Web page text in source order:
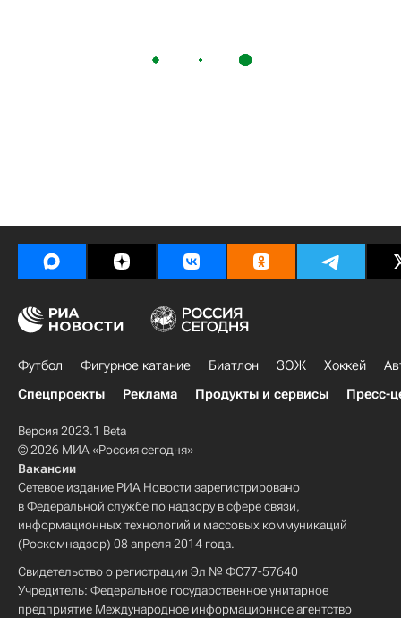
Футбол Фигурное катание Биатлон ЗОЖ Хоккей
Спецпроекты
Реклама Продукты и сервисы Пресс-
Версия 2023.1 Beta
© 2026 МИА «Россия сегодня»
Вакансии
Сетевое издание РИА Новости зарегистрировано
в Федеральной службе по надзору в сфере связи,
информационных технологий и массовых коммуникаций
(Роскомнадзор) 08 апреля 2014 года.
Свидетельство о регистрации Эл № ФС77-57640
Учредитель: Федеральное государственное унитарное
предприятие Международное информационное агентство